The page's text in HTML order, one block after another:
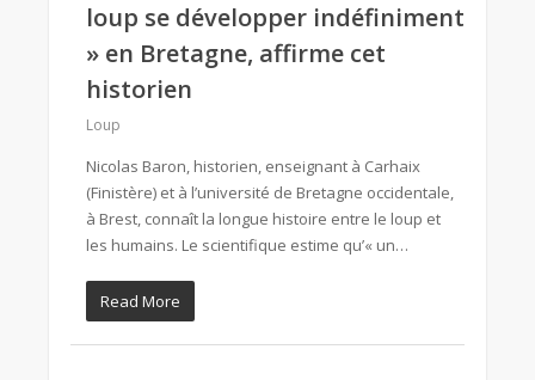
loup se développer indéfiniment
» en Bretagne, affirme cet
historien
Loup
Nicolas Baron, historien, enseignant à Carhaix
(Finistère) et à l’université de Bretagne occidentale,
à Brest, connaît la longue histoire entre le loup et
les humains. Le scientifique estime qu’« un…
Read More